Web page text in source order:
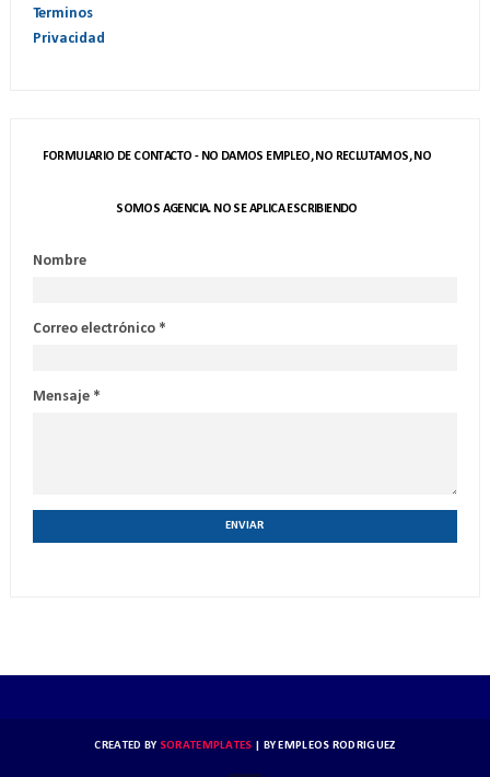
Terminos
Privacidad
FORMULARIO DE CONTACTO - NO DAMOS EMPLEO, NO RECLUTAMOS, NO
SOMOS AGENCIA. NO SE APLICA ESCRIBIENDO
Nombre
Correo electrónico *
Mensaje *
CREATED BY SORATEMPLATES | BYEMPLEOS RODRIGUEZ